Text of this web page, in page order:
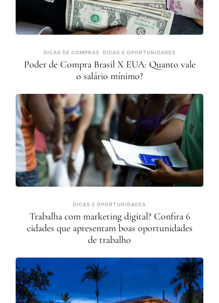
DICAS DE COMPRAS DICAS E OPORTUNIDADES
Poder de Compra Brasil X EUA: Quanto vale
o salário mínimo?
DICAS E OPORTUNIDADES
Trabalha com marketing digital? Confira 6
cidades que apresentam boas oportunidades
de trabalho